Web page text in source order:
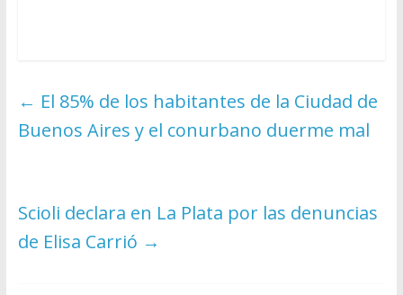
← El 85% de los habitantes de la Ciudad de
Buenos Aires y el conurbano duerme mal
Scioli declara en La Plata por las denuncias
de Elisa Carrió →